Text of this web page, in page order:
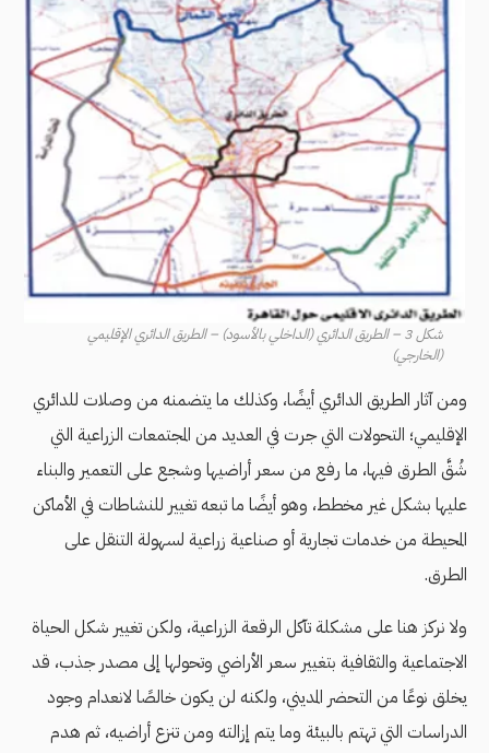
شكل 3 – الطريق الدائري (الداخلي بالأسود) – الطريق الدائري الإقليمي
(الخارجي)
ومن آثار الطريق الدائري أيضًا، وكذلك ما يتضمنه من وصلات للدائري
الإقليمي؛ التحولات التي جرت في العديد من المجتمعات الزراعية التي
شُقَّ الطرق فيها، ما رفع من سعر أراضيها وشجع على التعمير والبناء
عليها بشكل غير مخطط، وهو أيضًا ما تبعه تغيير للنشاطات في الأماكن
المحيطة من خدمات تجارية أو صناعية زراعية لسهولة التنقل على
الطرق.
ولا نركز هنا على مشكلة تآكل الرقعة الزراعية، ولكن تغيير شكل الحياة
الاجتماعية والثقافية بتغيير سعر الأراضي وتحولها إلى مصدر جذب، قد
يخلق نوعًا من التحضر المديني، ولكنه لن يكون خالصًا لانعدام وجود
الدراسات التي تهتم بالبيئة وما يتم إزالته ومن تنزع أراضيه، ثم هدم